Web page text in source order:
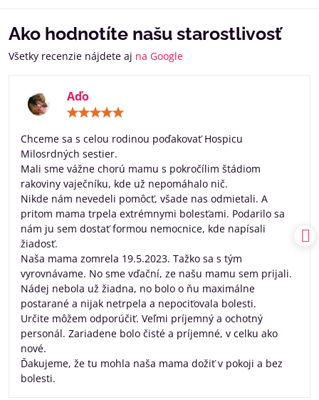
Ako hodnotíte našu starostlivosť
Všetky recenzie nájdete aj na Google
Aďo
5
Chceme sa s celou rodinou poďakovať Hospicu
Milosrdných sestier.
Mali sme vážne chorú mamu s pokročílim štádiom
rakoviny vaječníku, kde už nepomáhalo nič.
Nikde nám nevedeli pomôcť, všade nas odmietali. A
pritom mama trpela extrémnymi bolesťami. Podarilo sa
nám ju sem dostať formou nemocnice, kde napísali
žiadosť.
Naša mama zomrela 19.5.2023. Tažko sa s tým
vyrovnávame. No sme vďační, ze našu mamu sem prijali.
Nádej nebola už žiadna, no bolo o ňu maximálne
postarané a nijak netrpela a nepociťovala bolesti.
Určite môžem odporúčiť. Veľmi príjemný a ochotný
personál. Zariadene bolo čisté a príjemné, v celku ako
nové.
Ďakujeme, že tu mohla naša mama dožiť v pokoji a bez
bolesti.